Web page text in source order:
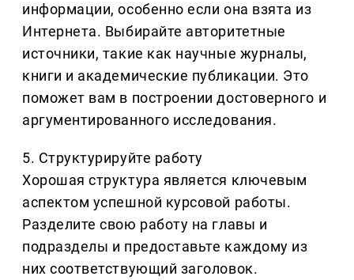
информации, особенно если она взята из
Интернета. Выбирайте авторитетные
источники, такие как научные журналы,
книги и академические публикации. Это
поможет вам в построении достоверного и
аргументированного исследования.
5. Структурируйте работу
Хорошая структура является ключевым
аспектом успешной курсовой работы.
Разделите свою работу на главы и
подразделы и предоставьте каждому из
них соответствующий заголовок.